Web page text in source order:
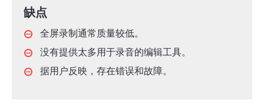
缺点
全屏录制通常质量较低。
没有提供太多用于录音的编辑工具。
据用户反映，存在错误和故障。